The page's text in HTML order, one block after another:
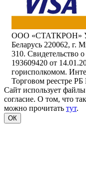
ООО «СТАТКРОН»
Беларусь 220062, г.
310. Свидетельство
193609420 от
горисполкомом.
Торговом реестре
Сайт использует
согласие. О том, что
можно прочитать тут.
ОК